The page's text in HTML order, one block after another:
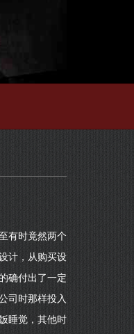
有时竟然两个
计，从购买设
确付出了一定
司时那样投入
睡觉，其他时